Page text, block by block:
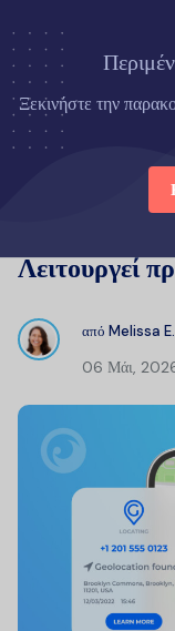
Ξεκινήστε την
Αρχική σελίδα
Κριτικές για το
GeoFinder;
Λειτουργεί
από Melissa
06 Μάι,